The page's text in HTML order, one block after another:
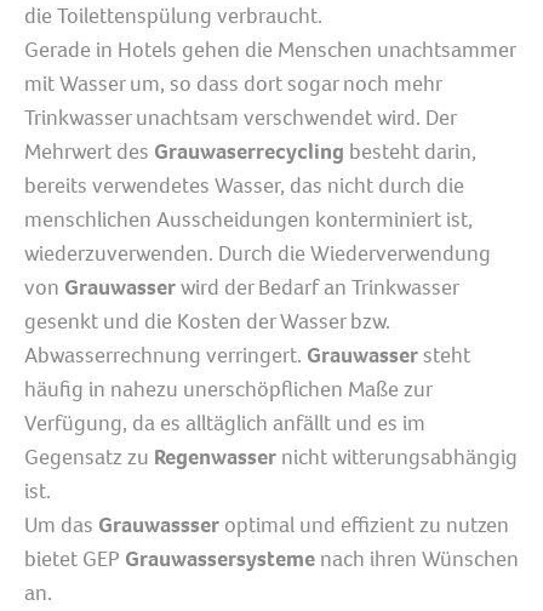
die Toilettenspülung verbraucht.
Gerade in Hotels gehen die Menschen unachtsammer
mit Wasser um, so dass dort sogar noch mehr
Trinkwasser unachtsam verschwendet wird. Der
Mehrwert des Grauwaserrecycling besteht darin,
bereits verwendetes Wasser, das nicht durch die
menschlichen Ausscheidungen konterminiert ist,
wiederzuverwenden. Durch die Wiederverwendung
von Grauwasserwird der Bedarf an Trinkwasser
gesenkt und die Kosten der Wasser bzw.
Abwasserrechnung verringert. Grauwassersteht
häufig in nahezu unerschöpflichen Maße zur
Verfügung, da es alltäglich anfällt und es im
Gegensatz zu Regenwasser nicht witterungsabhängig
ist.
Um das Grauwassser optimal und effizient zu nutzen
bietet GEP Grauwassersysteme nach ihren Wünschen
an.